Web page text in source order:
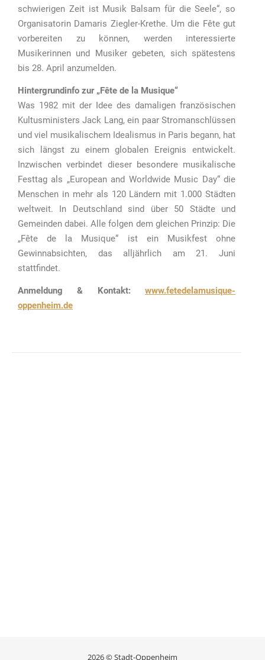
schwierigen Zeit ist Musik Balsam für die Seele“, so
Organisatorin Damaris Ziegler-Krethe. Um die Fête gut
vorbereiten zu können, werden interessierte
Musikerinnen und Musiker gebeten, sich spätestens
bis 28. April anzumelden.
Hintergrundinfo zur „Fête de la Musique“
Was 1982 mit der Idee des damaligen französischen
Kultusministers Jack Lang, ein paar Stromanschlüssen
und viel musikalischem Idealismus in Paris begann, hat
sich längst zu einem globalen Ereignis entwickelt.
Inzwischen verbindet dieser besondere musikalische
Festtag als „European and Worldwide Music Day“ die
Menschen in mehr als 120 Ländern mit 1.000 Städten
weltweit. In Deutschland sind über 50 Städte und
Gemeinden dabei. Alle folgen dem gleichen Prinzip: Die
„Fête de la Musique“ ist ein Musikfest ohne
Gewinnabsichten, das alljährlich am 21. Juni
stattfindet.
Anmeldung & Kontakt: www.fetedelamusique-
oppenheim.de
2026 © Stadt-Oppenheim